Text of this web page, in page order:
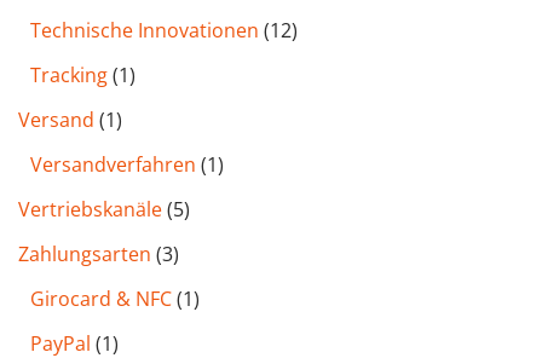
Technische Innovationen (12)
Tracking(1)
Versand (1)
Versandverfahren (1)
Vertriebskanäle(5)
Zahlungsarten (3)
Girocard & NFC(1)
PayPal (1)